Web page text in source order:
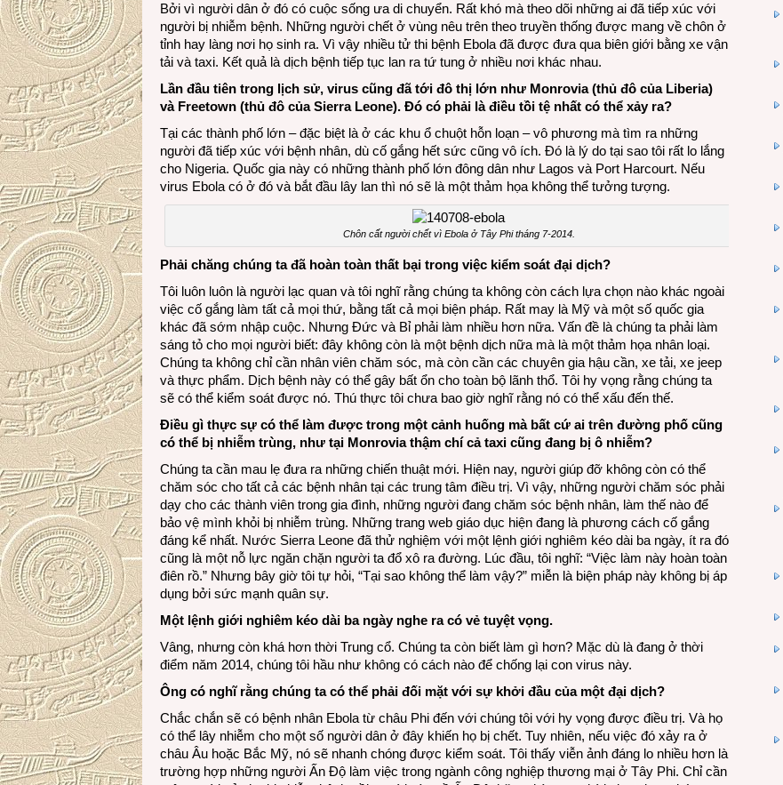
Bởi vì người dân ở đó có cuộc sống ưa di chuyển. Rất khó mà theo dõi những ai đã tiếp xúc với
người bị nhiễm bệnh. Những người chết ở vùng nêu trên theo truyền thống được mang về chôn ở
tỉnh hay làng nơi họ sinh ra. Vì vậy nhiều tử thi bệnh Ebola đã được đưa qua biên giới bằng xe vận
tải và taxi. Kết quả là dịch bệnh tiếp tục lan ra tứ tung ở nhiều nơi khác nhau.
Lần đầu tiên trong lịch sử, virus cũng đã tới đô thị lớn như Monrovia (thủ đô của Liberia)
và Freetown (thủ đô của Sierra Leone). Đó có phải là điều tồi tệ nhất có thể xảy ra?
Tại các thành phố lớn – đặc biệt là ở các khu ổ chuột hỗn loạn – vô phương mà tìm ra những
người đã tiếp xúc với bệnh nhân, dù cố gắng hết sức cũng vô ích. Đó là lý do tại sao tôi rất lo lắng
cho Nigeria. Quốc gia này có những thành phố lớn đông dân như Lagos và Port Harcourt. Nếu
virus Ebola có ở đó và bắt đầu lây lan thì nó sẽ là một thảm họa không thể tưởng tượng.
Chôn cất người chết vì Ebola ở Tây Phi tháng 7-2014.
Phải chăng chúng ta đã hoàn toàn thất bại trong việc kiểm soát đại dịch?
Tôi luôn luôn là người lạc quan và tôi nghĩ rằng chúng ta không còn cách lựa chọn nào khác ngoài
việc cố gắng làm tất cả mọi thứ, bằng tất cả mọi biện pháp. Rất may là Mỹ và một số quốc gia
khác đã sớm nhập cuộc. Nhưng Đức và Bỉ phải làm nhiều hơn nữa. Vấn đề là chúng ta phải làm
sáng tỏ cho mọi người biết: đây không còn là một bệnh dịch nữa mà là một thảm họa nhân loại.
Chúng ta không chỉ cần nhân viên chăm sóc, mà còn cần các chuyên gia hậu cần, xe tải, xe jeep
và thực phẩm. Dịch bệnh này có thể gây bất ổn cho toàn bộ lãnh thổ. Tôi hy vọng rằng chúng ta
sẽ có thể kiểm soát được nó. Thú thực tôi chưa bao giờ nghĩ rằng nó có thể xấu đến thế.
Điều gì thực sự có thể làm được trong một cảnh huống mà bất cứ ai trên đường phố cũng
có thể bị nhiễm trùng, như tại Monrovia thậm chí cả taxi cũng đang bị ô nhiễm?
Chúng ta cần mau lẹ đưa ra những chiến thuật mới. Hiện nay, người giúp đỡ không còn có thể
chăm sóc cho tất cả các bệnh nhân tại các trung tâm điều trị. Vì vậy, những người chăm sóc phải
dạy cho các thành viên trong gia đình, những người đang chăm sóc bệnh nhân, làm thế nào để
bảo vệ mình khỏi bị nhiễm trùng. Những trang web giáo dục hiện đang là phương cách cố gắng
đáng kể nhất. Nước Sierra Leone đã thử nghiệm với một lệnh giới nghiêm kéo dài ba ngày, ít ra đó
cũng là một nỗ lực ngăn chặn người ta đổ xô ra đường. Lúc đầu, tôi nghĩ: “Việc làm này hoàn toàn
điên rồ.” Nhưng bây giờ tôi tự hỏi, “Tại sao không thể làm vậy?” miễn là biện pháp này không bị áp
dụng bởi sức mạnh quân sự.
Một lệnh giới nghiêm kéo dài ba ngày nghe ra có vẻ tuyệt vọng.
Vâng, nhưng còn khá hơn thời Trung cổ. Chúng ta còn biết làm gì hơn? Mặc dù là đang ở thời
điểm năm 2014, chúng tôi hầu như không có cách nào để chống lại con virus này.
Ông có nghĩ rằng chúng ta có thể phải đối mặt với sự khởi đầu của một đại dịch?
Chắc chắn sẽ có bệnh nhân Ebola từ châu Phi đến với chúng tôi với hy vọng được điều trị. Và họ
có thể lây nhiễm cho một số người dân ở đây khiến họ bị chết. Tuy nhiên, nếu việc đó xảy ra ở
châu Âu hoặc Bắc Mỹ, nó sẽ nhanh chóng được kiểm soát. Tôi thấy viễn ảnh đáng lo nhiều hơn là
trường hợp những người Ấn Độ làm việc trong ngành công nghiệp thương mại ở Tây Phi. Chỉ cần